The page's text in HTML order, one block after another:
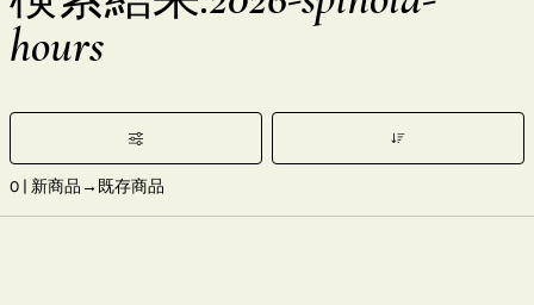
hours
0 | 新商品→既存商品